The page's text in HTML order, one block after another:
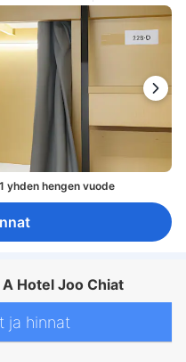
1 yhden hengen vuode
Hotel Joo Chiat
ja hinnat